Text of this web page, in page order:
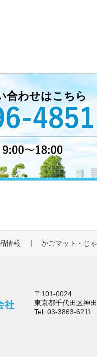
合わせはこちら
情報 かごマット・じ
〒101-0024
東京都千代田区神
Tel. 03-3863-6211